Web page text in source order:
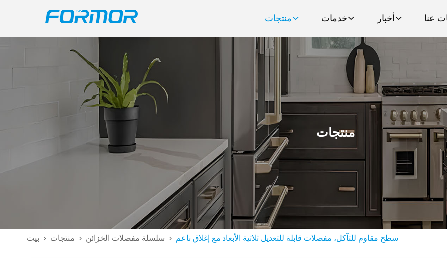
منتجات خدمات أخبار عنا
منتجات
بيت > منتجات > سلسلة مفصلات الخزائن > سطح مقاوم للتآكل، مفصلات قابلة للتعديل ثلاثية الأبعاد مع إغلاق ناعم